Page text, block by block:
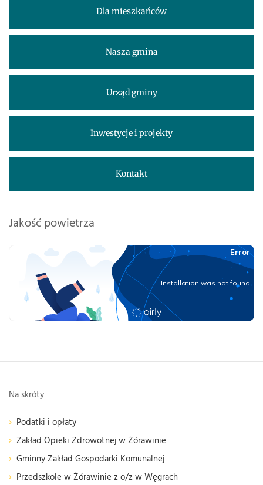
Dla mieszkańców
Nasza gmina
Urząd gminy
Inwestycje i projekty
Kontakt
Jakość powietrza
Na skróty
Podatki i opłaty
Zakład Opieki Zdrowotnej w Żórawinie
Gminny Zakład Gospodarki Komunalnej
Przedszkole w Żórawinie z o/z w Węgrach